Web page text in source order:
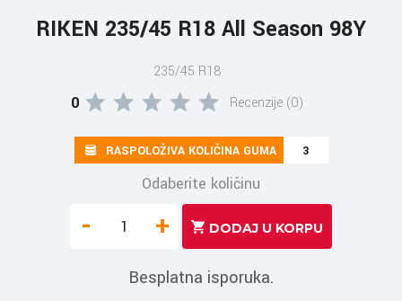
RIKEN 235/45 R18 All Season 98Y
235/45 R18
0 Recenzije (0)
RASPOLOŽIVA KOLIČINA GUMA 3
Odaberite količinu
- +
Besplatna isporuka.